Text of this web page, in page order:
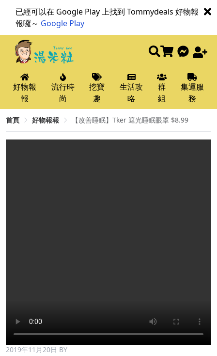
已經可以在 Google Play 上找到 Tommydeals 好物報
報囉～ Google Play
好物報
報
流行時
尚
挖寶
趣
生活攻
略
群
組
集運服
務
首頁 好物報報 【改善睡眠】Tker 遮光睡眠眼罩 $8.99
2019年11月20日 BY